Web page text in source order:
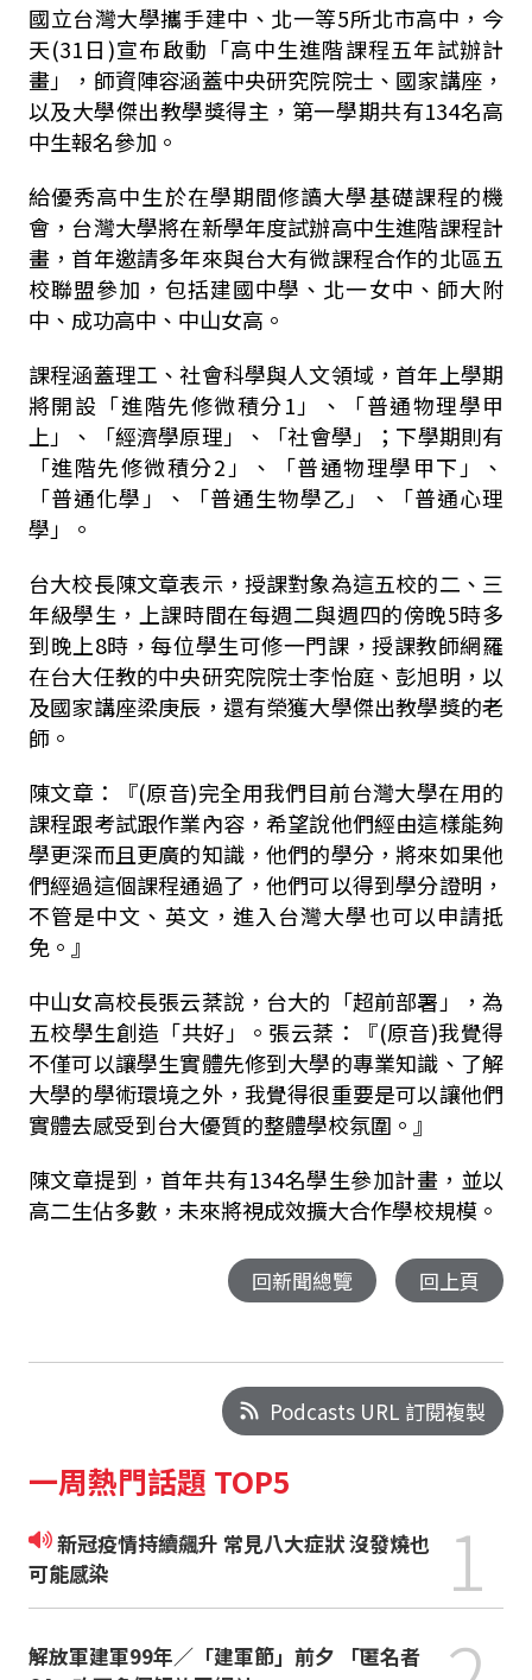
國立台灣大學攜手建中、北一等5所北市高中，今
天(31日 )宣布啟動「高中生進階課程五年試辦計
畫」，師資陣容涵蓋中央研究院院士、國家講座，
以及大學傑出教學獎得主，第一學期共有134名高
中生報名參加。
給優秀高中生於在學期間修讀大學基礎課程的機
會，台灣大學將在新學年度試辦高中生進階課程計
畫，首年邀請多年來與台大有微課程合作的北區五
校聯盟參加，包括建國中學、北一女中、師大附
中、成功高中、中山女高。
課程涵蓋理工、社會科學與人文領域，首年上學期
將開設 「進階先修微積分1 」 、 「普通物理學甲
上 」 、 「經濟學原理 」 、 「社會學 」
；下學期則有
「進階先修微積分2 」 、 「普通物理學甲下 」
、
「普通化學 」 、 「普通生物學乙 」 、 「普通心理
學 」
。
台大校長陳文章表示，授課對象為這五校的二、三
年級學生，上課時間在每週二與週四的傍晚5時多
到晚上8時，每位學生可修一門課，授課教師網羅
在台大任教的中央研究院院士李怡庭、彭旭明，以
及國家講座梁庚辰，還有榮獲大學傑出教學獎的老
師。
陳文章：
『(原音)完全用我們目前台灣大學在用的
課程跟考試跟作業內容，希望說他們經由這樣能夠
學更深而且更廣的知識，他們的學分，將來如果他
們經過這個課程通過了，他們可以得到學分證明，
不管是中文、英文，進入台灣大學也可以申請抵
免。』
中山女高校長張云棻說，台大的「超前部署」，為
五校學生創造「共好」。張云棻：
『(原音)我覺得
不僅可以讓學生實體先修到大學的專業知識、了解
大學的學術環境之外，我覺得很重要是可以讓他們
實體去感受到台大優質的整體學校氛圍。』
陳文章提到，首年共有134名學生參加計畫，並以
高二生佔多數，未來將視成效擴大合作學校規模。
回新聞總覽 回上頁
Podcasts URL 訂閱複製
一周熱門話題 TOP5
新冠疫情持續飆升 常見八大症狀 沒發燒也
可能感染
1
解放軍建軍99年／「建軍節」前夕 「匿名者